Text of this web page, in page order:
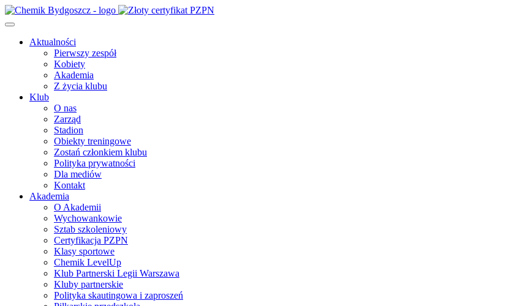
Aktualności
Pierwszy zespół
Kobiety
Akademia
Z życia klubu
Klub
O nas
Zarząd
Stadion
Obiekty treningowe
Zostań członkiem klubu
Polityka prywatności
Dla mediów
Kontakt
Akademia
O Akademii
Wychowankowie
Sztab szkoleniowy
Certyfikacja PZPN
Klasy sportowe
Chemik LevelUp
Klub Partnerski Legii Warszawa
Kluby partnerskie
Polityka skautingowa i zaproszeń